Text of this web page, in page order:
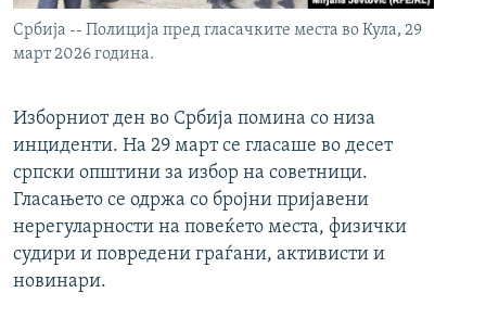
Србија -- Полиција пред гласачките места во Кула, 29
март 2026 година.
Изборниот ден во Србија помина со низа
инциденти. На 29 март се гласаше во десет
српски општини за избор на советници.
Гласањето се одржа со бројни пријавени
нерегуларности на повеќето места, физички
судири и повредени граѓани, активисти и
новинари.